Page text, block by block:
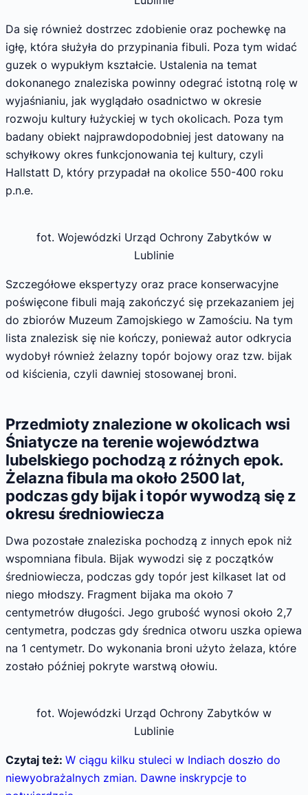
Da się również dostrzec zdobienie oraz pochewkę na
igłę, która służyła do przypinania fibuli. Poza tym widać
guzek o wypukłym kształcie. Ustalenia na temat
dokonanego znaleziska powinny odegrać istotną rolę w
wyjaśnianiu, jak wyglądało osadnictwo w okresie
rozwoju kultury łużyckiej w tych okolicach. Poza tym
badany obiekt najprawdopodobniej jest datowany na
schyłkowy okres funkcjonowania tej kultury, czyli
Hallstatt D, który przypadał na okolice 550-400 roku
p.n.e.
fot. Wojewódzki Urząd Ochrony Zabytków w
Lublinie
Szczegółowe ekspertyzy oraz prace konserwacyjne
poświęcone fibuli mają zakończyć się przekazaniem jej
do zbiorów Muzeum Zamojskiego w Zamościu. Na tym
lista znalezisk się nie kończy, ponieważ autor odkrycia
wydobył również żelazny topór bojowy oraz tzw. bijak
od kiścienia, czyli dawniej stosowanej broni.
Przedmioty znalezione w okolicach wsi
Śniatycze na terenie województwa
lubelskiego pochodzą z różnych epok.
Żelazna fibula ma około 2500 lat,
podczas gdy bijak i topór wywodzą się z
okresu średniowiecza
Dwa pozostałe znaleziska pochodzą z innych epok niż
wspomniana fibula. Bijak wywodzi się z początków
średniowiecza, podczas gdy topór jest kilkaset lat od
niego młodszy. Fragment bijaka ma około 7
centymetrów długości. Jego grubość wynosi około 2,7
centymetra, podczas gdy średnica otworu uszka opiewa
na 1 centymetr. Do wykonania broni użyto żelaza, które
zostało później pokryte warstwą ołowiu.
fot. Wojewódzki Urząd Ochrony Zabytków w
Lublinie
Czytaj też: W ciągu kilku stuleci w Indiach doszło do
niewyobrażalnych zmian. Dawne inskrypcje to